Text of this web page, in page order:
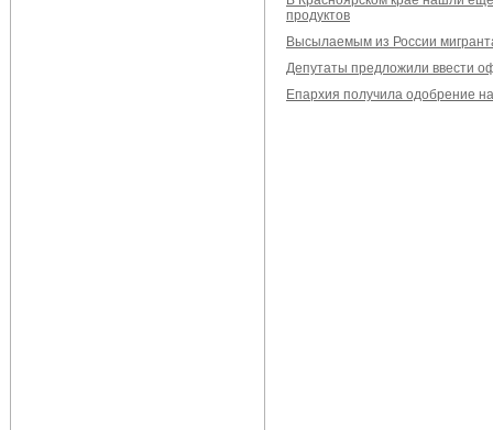
продуктов
Высылаемым из России
Депутаты предложили ввести
Епархия получила одобрение